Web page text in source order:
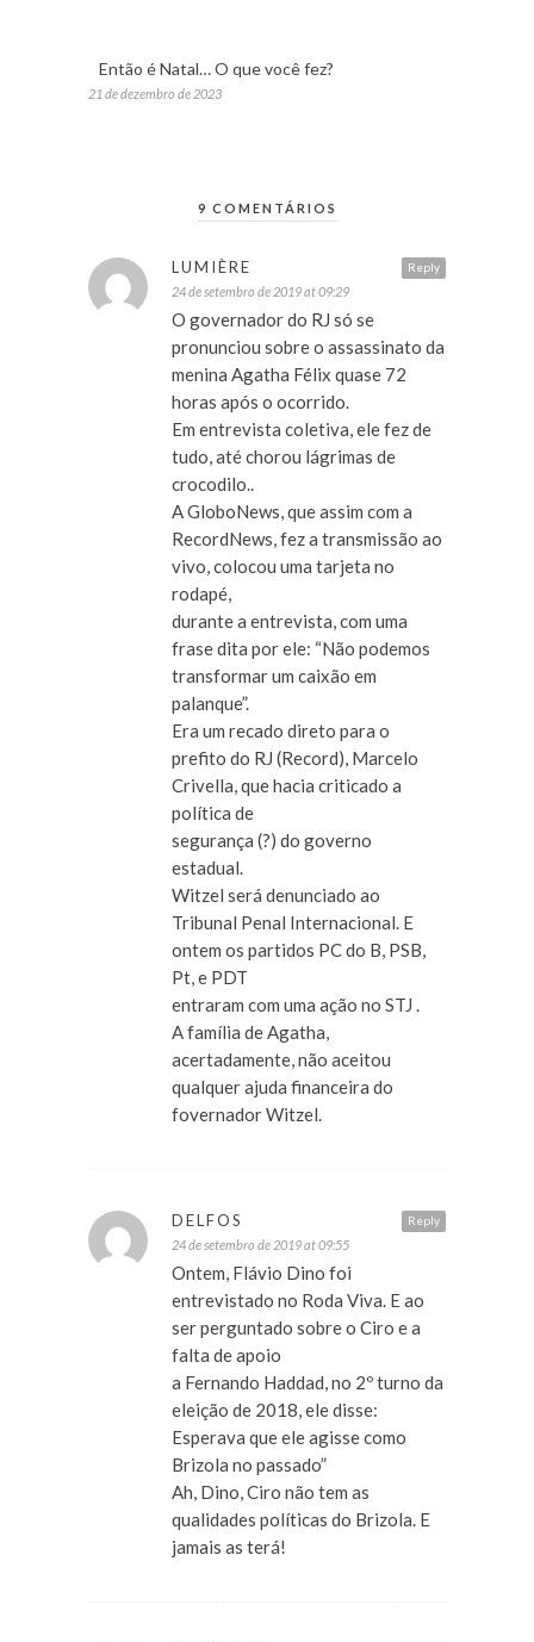
Então é Natal… O que você fez?
21 de dezembro de 2023
9 COMENTÁRIOS
Reply
LUMIÈRE
24 de setembro de 2019 at 09:29
O governador do RJ só se
pronunciou sobre o assassinato da
menina Agatha Félix quase 72
horas após o ocorrido.
Em entrevista coletiva, ele fez de
tudo, até chorou lágrimas de
crocodilo..
A GloboNews, que assim com a
RecordNews, fez a transmissão ao
vivo, colocou uma tarjeta no
rodapé,
durante a entrevista, com uma
frase dita por ele: “Não podemos
transformar um caixão em
palanque”.
Era um recado direto para o
prefito do RJ (Record), Marcelo
Crivella, que hacia criticado a
política de
segurança (?) do governo
estadual.
Witzel será denunciado ao
Tribunal Penal Internacional. E
ontem os partidos PC do B, PSB,
Pt, e PDT
entraram com uma ação no STJ .
A família de Agatha,
acertadamente, não aceitou
qualquer ajuda financeira do
fovernador Witzel.
Reply
DELFOS
24 de setembro de 2019 at 09:55
Ontem, Flávio Dino foi
entrevistado no Roda Viva. E ao
ser perguntado sobre o Ciro e a
falta de apoio
a Fernando Haddad, no 2º turno da
eleição de 2018, ele disse:
Esperava que ele agisse como
Brizola no passado”
Ah, Dino, Ciro não tem as
qualidades políticas do Brizola. E
jamais as terá!